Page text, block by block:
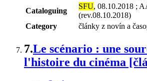
Cataloguing
SFU, 08.10.2018 ;
(rev.08.10.2018)
Category
články z novín a
7.Le scénario : une
l'histoire du cinéma